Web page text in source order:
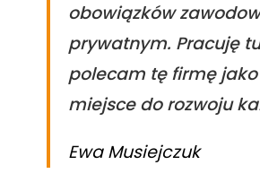
obowiązków
prywatnym. Pracuję
polecam tę firmę jako
miejsce do rozwoju
Ewa Musiejczuk